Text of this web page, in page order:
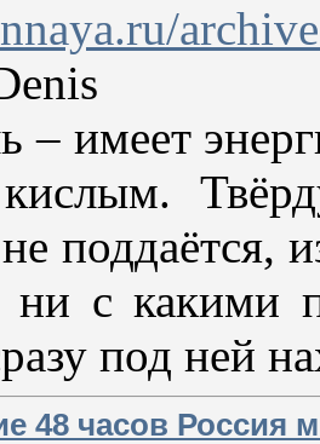
– имеет
поддаётся,
ни с какими
под ней
48 часов Россия